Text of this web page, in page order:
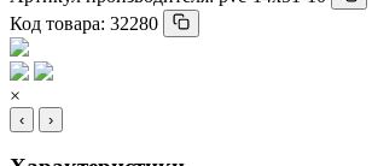
Код товара: 32280
×
‹ ›